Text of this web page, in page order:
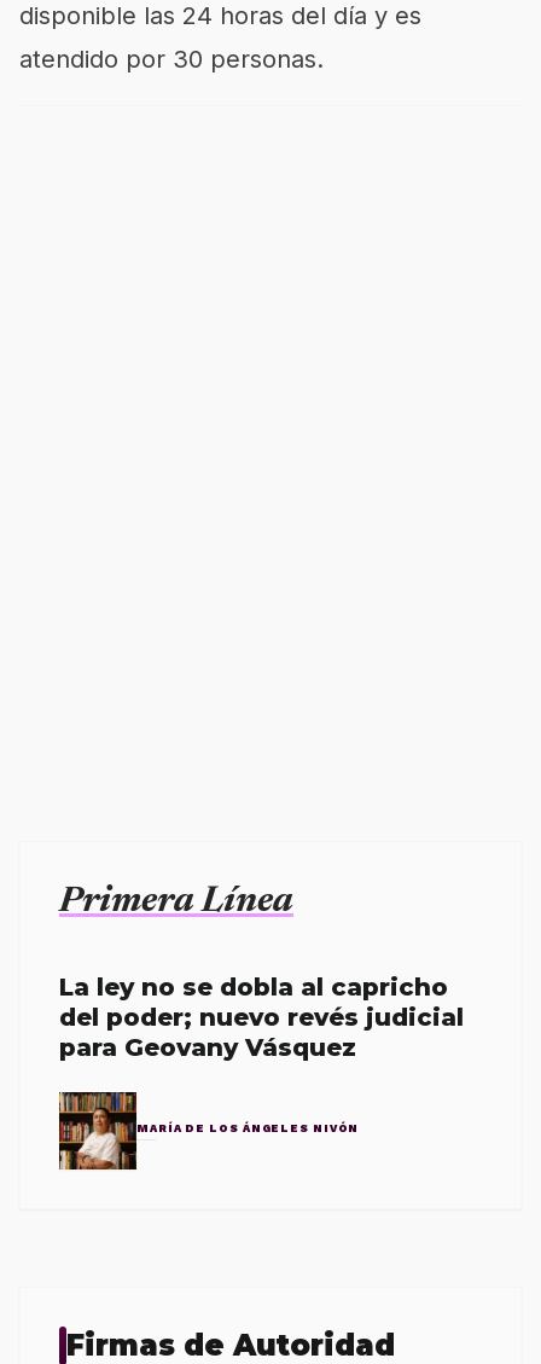
disponible las 24 horas del día y es
atendido por 30 personas.
Primera Línea
La ley no se dobla al capricho
del poder; nuevo revés judicial
para Geovany Vásquez
MARÍA DE LOS ÁNGELES NIVÓN
Firmas de Autoridad